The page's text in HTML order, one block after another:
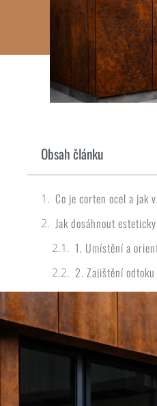
Obsah článku
Co je corten ocel a jak
Jak dosáhnout
1. Umístění a
2. Zajištění odtoku
3. Čas a přirozený
Tip: domácí
Jednoduchý postup:
Časté chyby při práci